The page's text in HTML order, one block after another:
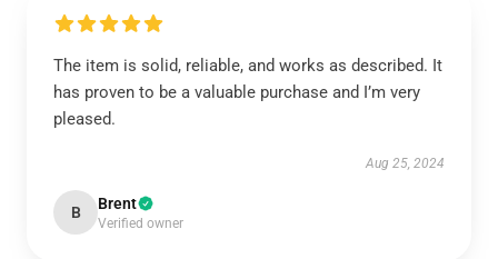
The item is solid, reliable, and works as described. It
has proven to be a valuable purchase and I’m very
pleased.
Aug 25, 2024
B Brent
Verified owner